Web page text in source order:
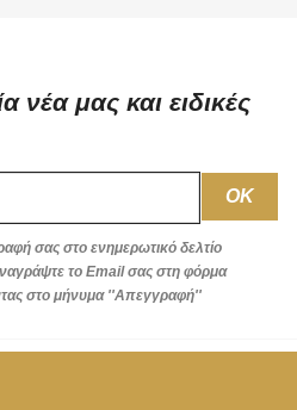
νέα μας και ειδικές
σας στο ενημερωτικό δελτίο
το Email σας στη φόρμα
στο μήνυμα ''Απεγγραφή''